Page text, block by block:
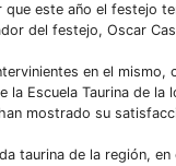
que este año el
del festejo, Oscar
en el
la Escuela Taurina de la
mostrado su
taurina de la región,